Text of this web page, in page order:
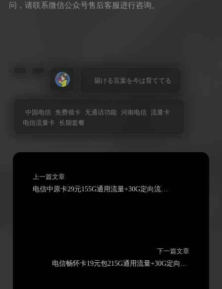
问，请联系微信公众号售后客服进行咨询。
届ける言葉を今は育ててる
中国电信 免费领卡 无通话功能 河南电信 流量卡
电信流量卡 长期套餐
上一篇文章
下一篇文章